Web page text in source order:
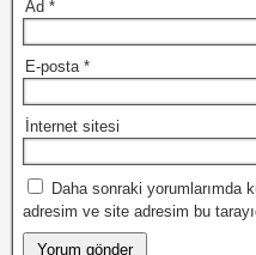
Ad *
E-posta *
İnternet sitesi
Daha sonraki yorumlarımda
adresim ve site adresim bu